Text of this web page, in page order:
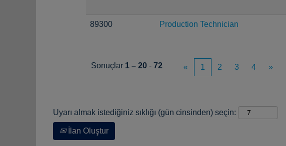
89300 Production Technician
Sonuçlar 1 – 20 - 72 « 1 2 3 4 »
Uyarı almak istediğiniz sıklığı (gün cinsinden) seçin:
İlan Oluştur